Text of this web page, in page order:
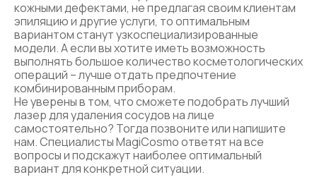
кожными дефектами, не предлагая своим клиентам
эпиляцию и другие услуги, то оптимальным
вариантом станут узкоспециализированные
модели. А если вы хотите иметь возможность
выполнять большое количество косметологических
операций – лучше отдать предпочтение
комбинированным приборам.
Не уверены в том, что сможете подобрать лучший
лазер для удаления сосудов на лице
самостоятельно? Тогда позвоните или напишите
нам. Специалисты MagiCosmo ответят на все
вопросы и подскажут наиболее оптимальный
вариант для конкретной ситуации.